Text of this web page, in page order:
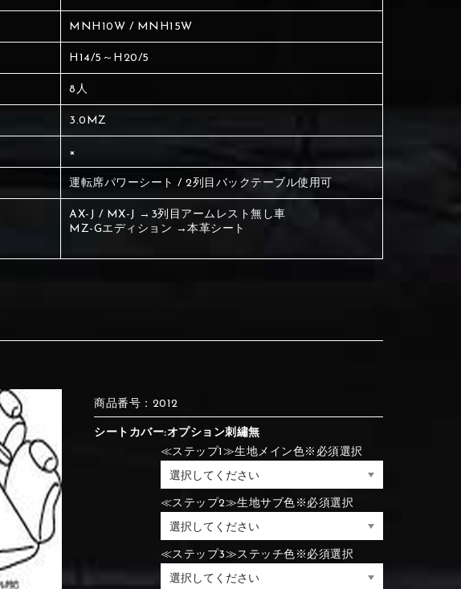
⑦Blue
⑫Ivory
⑦Blue ⑧Orange
⑦Wine-red
⑪Blue ⑫Aqua blue
⑦Wine-red
⑪Blue
③Light gray ④Beige
⑮Rose pink ⑯White
MNH10W / MNH15W
H14/5～H20/5
8人
3.0MZ
×
運転席パワーシート / 2列目バックテーブル使用可
AX-J / MX-J →3列目アームレスト無し車
MZ-Gエディション →本革シート
商品番号：2012
シートカバー:オプション刺繡無
≪ステップ1≫生地メイン色※必須選択
≪ステップ2≫生地サブ色※必須選択
≪ステップ3≫ステッチ色※必須選択